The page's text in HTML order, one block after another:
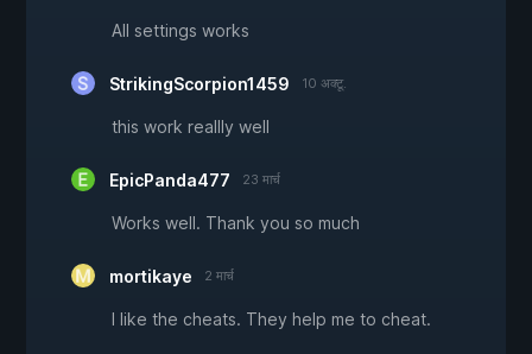
All settings works
StrikingScorpion1459 10 अक्टू.
this work reallly well
EpicPanda477 23 मार्च
Works well. Thank you so much
mortikaye 2 मार्च
I like the cheats. They help me to cheat.